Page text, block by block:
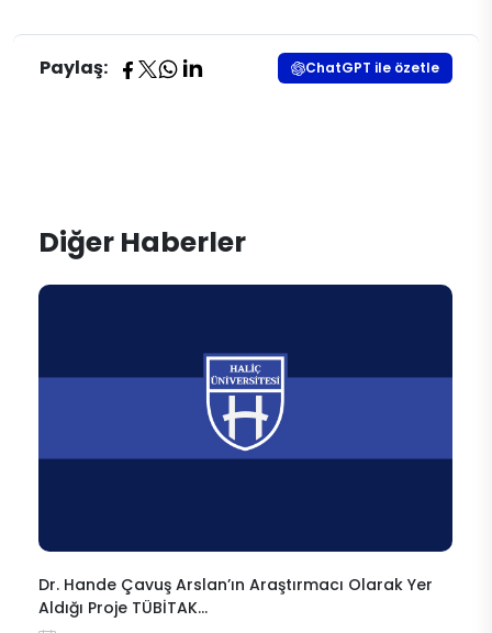
Paylaş: ChatGPT ile özetle
Diğer Haberler
Dr. Hande Çavuş Arslan’ın Araştırmacı Olarak Yer
Aldığı Proje TÜBİTAK…